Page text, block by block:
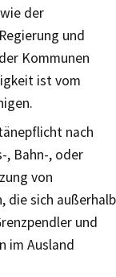
der
und
Kommunen
ist vom
nach
, Bahn-, oder
von
die sich außerhalb
und
im Ausland